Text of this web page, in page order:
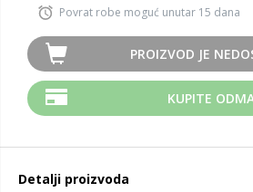
Povrat robe moguć unutar 15 dana
PROIZVOD JE
KUPITE
Detalji proizvoda